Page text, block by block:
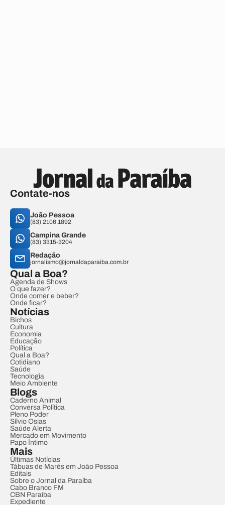
Contate-nos
João Pessoa
(83) 2106.1892
Campina Grande
(83) 3315-3204
Redação
jornalismo@jornaldaparaiba.com.br
Qual a Boa?
Agenda de Shows
O que fazer?
Onde comer e beber?
Onde ficar?
Notícias
Bichos
Cultura
Economia
Educação
Política
Qual a Boa?
Cotidiano
Saúde
Tecnologia
Meio Ambiente
Blogs
Caderno Animal
Conversa Política
Pleno Poder
Sílvio Osias
Saúde Alerta
Mercado em Movimento
Papo Íntimo
Mais
Últimas Notícias
Tábuas de Marés em João Pessoa
Editais
Sobre o Jornal da Paraíba
Cabo Branco FM
CBN Paraíba
Expediente